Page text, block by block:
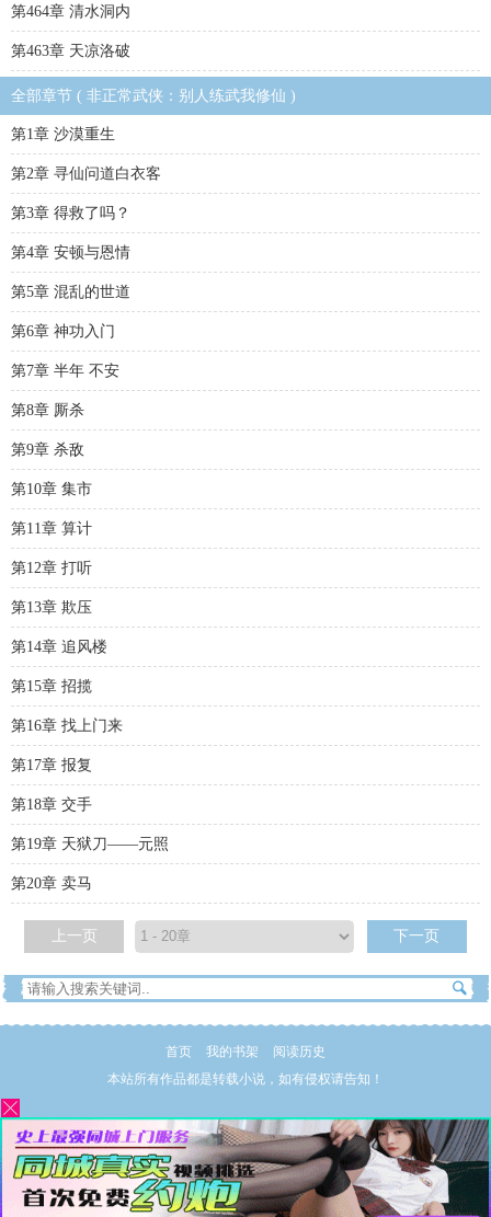
第464章 清水洞内
第463章 天凉洛破
全部章节 ( 非正常武侠：别人练武我修仙 )
第1章 沙漠重生
第2章 寻仙问道白衣客
第3章 得救了吗？
第4章 安顿与恩情
第5章 混乱的世道
第6章 神功入门
第7章 半年 不安
第8章 厮杀
第9章 杀敌
第10章 集市
第11章 算计
第12章 打听
第13章 欺压
第14章 追风楼
第15章 招揽
第16章 找上门来
第17章 报复
第18章 交手
第19章 天狱刀——元照
第20章 卖马
上一页 下一页
首页 我的书架
阅读历史
本站所有作品都是转载小说，如有侵权请告知！